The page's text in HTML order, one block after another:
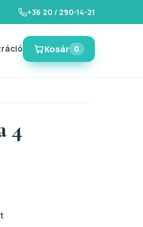
+36 20 / 290-14-21
Kosár 0
4